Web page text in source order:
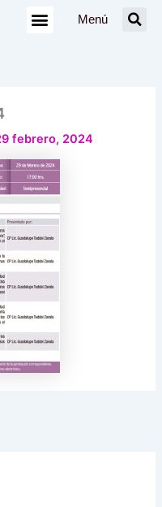
Menú
febrero, 2024